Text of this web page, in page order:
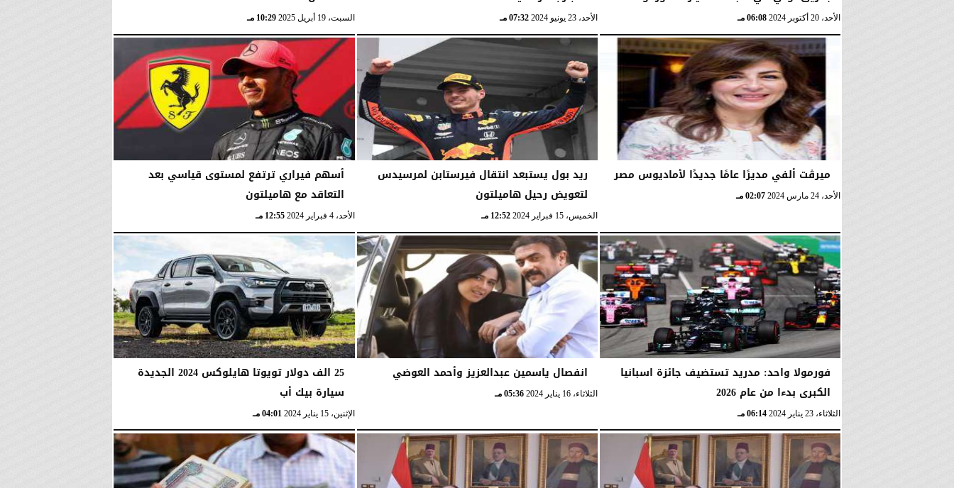
الأحد، 20 أكتوبر 2024 06:08 مـ الأحد، 23 يونيو 2024 07:32 مـ السبت، 19 أبريل 2025 10:29 مـ
ميرڨت ألفي مديرًا عامًا جديدًا لأماديوس مصر
الأحد، 24 مارس 2024 02:07 مـ
ريد بول يستبعد انتقال فيرستابن لمرسيدس
لتعويض رحيل هاميلتون
الخميس، 15 فبراير 2024 12:52 مـ
أسهم فيراري ترتفع لمستوى قياسي بعد
التعاقد مع هاميلتون
الأحد، 4 فبراير 2024 12:55 مـ
فورمولا واحد: مدريد تستضيف جائزة اسبانيا
الكبرى بدءا من عام 2026
الثلاثاء، 23 يناير 2024 06:14 مـ
انفصال ياسمين عبدالعزيز وأحمد العوضي
الثلاثاء، 16 يناير 2024 05:36 مـ
25 الف دولار تويوتا هايلوكس 2024 الجديدة
سيارة بيك أب
الإثنين، 15 يناير 2024 04:01 مـ